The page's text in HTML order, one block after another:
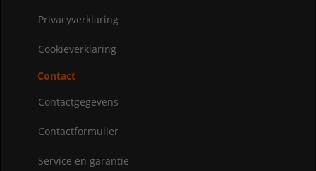
Privacyverklaring
Cookieverklaring
Contact
Contactgegevens
Contactformulier
Service en garantie